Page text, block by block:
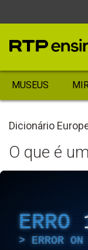
MUSEUS
Dicionário
O que é
ERRO
ERROR